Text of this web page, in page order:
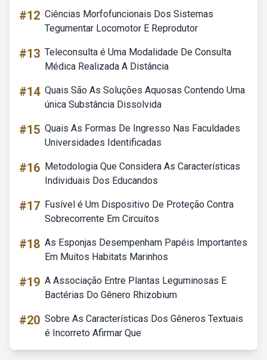
#12 Ciências Morfofuncionais Dos Sistemas
Tegumentar Locomotor E Reprodutor
#13 Teleconsulta é Uma Modalidade De Consulta
Médica Realizada A Distância
#14 Quais São As Soluções Aquosas Contendo Uma
única Substância Dissolvida
#15 Quais As Formas De Ingresso Nas Faculdades
Universidades Identificadas
#16 Metodologia Que Considera As Características
Individuais Dos Educandos
#17 Fusível é Um Dispositivo De Proteção Contra
Sobrecorrente Em Circuitos
#18 As Esponjas Desempenham Papéis Importantes
Em Muitos Habitats Marinhos
#19 A Associação Entre Plantas Leguminosas E
Bactérias Do Gênero Rhizobium
#20 Sobre As Características Dos Gêneros Textuais
é Incorreto Afirmar Que